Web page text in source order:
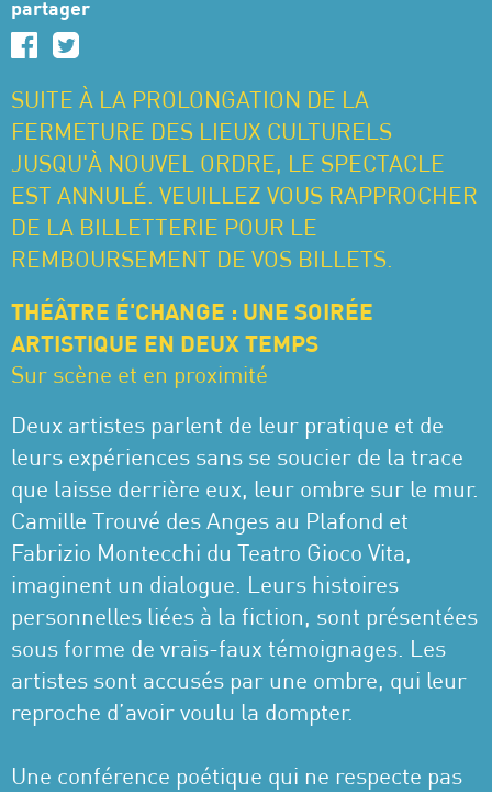
partager
SUITE À LA PROLONGATION DE LA
FERMETURE DES LIEUX CULTURELS
JUSQU'À NOUVEL ORDRE, LE SPECTACLE
EST ANNULÉ. VEUILLEZ VOUS RAPPROCHER
DE LA BILLETTERIE POUR LE
REMBOURSEMENT DE VOS BILLETS.
THÉÂTRE É'CHANGE : UNE SOIRÉE
ARTISTIQUE EN DEUX TEMPS
Sur scène et en proximité
Deux artistes parlent de leur pratique et de
leurs expériences sans se soucier de la trace
que laisse derrière eux, leur ombre sur le mur.
Camille Trouvé des Anges au Plafond et
Fabrizio Montecchi du Teatro Gioco Vita,
imaginent un dialogue. Leurs histoires
personnelles liées à la fiction, sont présentées
sous forme de vrais-faux témoignages. Les
artistes sont accusés par une ombre, qui leur
reproche d’avoir voulu la dompter.
Une conférence poétique qui ne respecte pas